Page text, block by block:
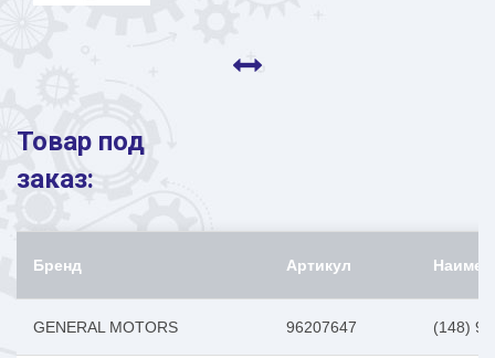
Товар под
заказ:
Бренд Артикул
GENERAL MOTORS 96207647 (148)